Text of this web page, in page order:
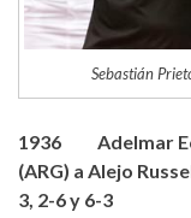
Sebastián
1936 Adelmar
(ARG) a Alejo
3, 2-6 y 6-3